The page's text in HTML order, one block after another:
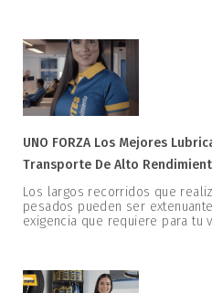
UNO FORZA Los Mejores
Transporte De Alto
Los largos recorridos que
pesados pueden ser
exigencia que requiere para tu